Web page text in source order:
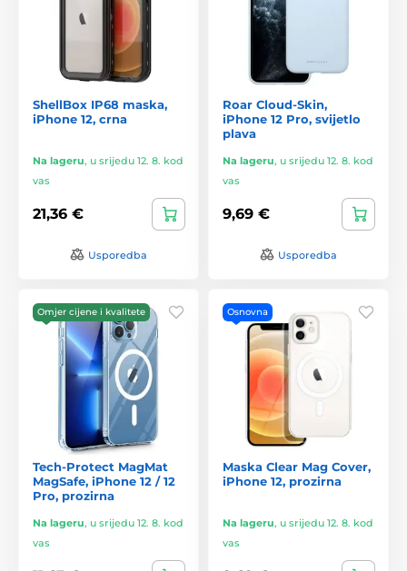
ShellBox IP68 maska,
iPhone 12, crna
Na lageru, u srijedu 12. 8. kod
vas
21,36 €
Usporedba
Roar Cloud-Skin,
iPhone 12 Pro, svijetlo
plava
Na lageru, u srijedu 12. 8. kod
vas
9,69 €
Usporedba
Omjer cijene i kvalitete
Tech-Protect MagMat
MagSafe, iPhone 12 / 12
Pro, prozirna
Na lageru, u srijedu 12. 8. kod
vas
Osnovna
Maska Clear Mag Cover,
iPhone 12, prozirna
Na lageru, u srijedu 12. 8. kod
vas